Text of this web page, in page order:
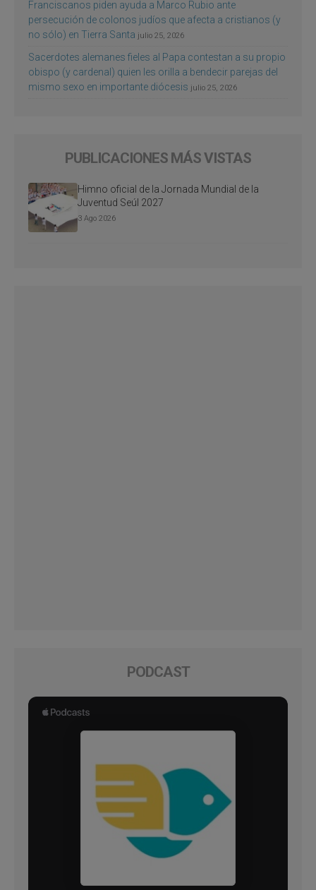
Franciscanos piden ayuda a Marco Rubio ante
persecución de colonos judíos que afecta a cristianos (y
no sólo) en Tierra Santa julio 25, 2026
Sacerdotes alemanes fieles al Papa contestan a su propio
obispo (y cardenal) quien les orilla a bendecir parejas del
mismo sexo en importante diócesis julio 25, 2026
PUBLICACIONES MÁS VISTAS
Himno oficial de la Jornada Mundial de la
Juventud Seúl 2027
3 Ago 2026
PODCAST